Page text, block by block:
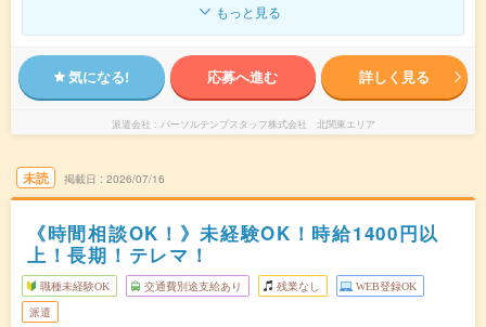
もっと見る
気になる! 応募へ進む 詳しく見る
派遣会社 パーソルテンプスタッフ株式会社 北関東エリア
未読 掲載日 2026/07/16
《時間相談OK！》未経験OK！時給1400円以
上！長期！テレマ！
職種未経験OK 交通費別途支給あり 残業なし WEB登録OK
派遣